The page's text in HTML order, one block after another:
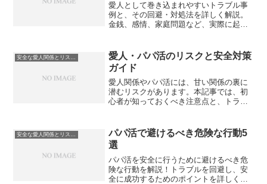
愛人として巻き込まれやすいトラブル事
例と、その回避・対処法を詳しく解説。
金銭、感情、家庭問題など、実際に起こ
安全な愛人関係とリスク管理
愛人・パパ活のリスクと安全対策
ガイド
愛人関係やパパ活には、甘い関係の裏に
潜むリスクがあります。本記事では、初
心者が知っておくべき注意点と、トラブ
安全な愛人関係とリスク管理
パパ活で避けるべき危険な行動5
選
パパ活を安全に行うために避けるべき危
険な行動を解説！トラブルを回避し、安
全に成功するためのポイントを詳しく紹